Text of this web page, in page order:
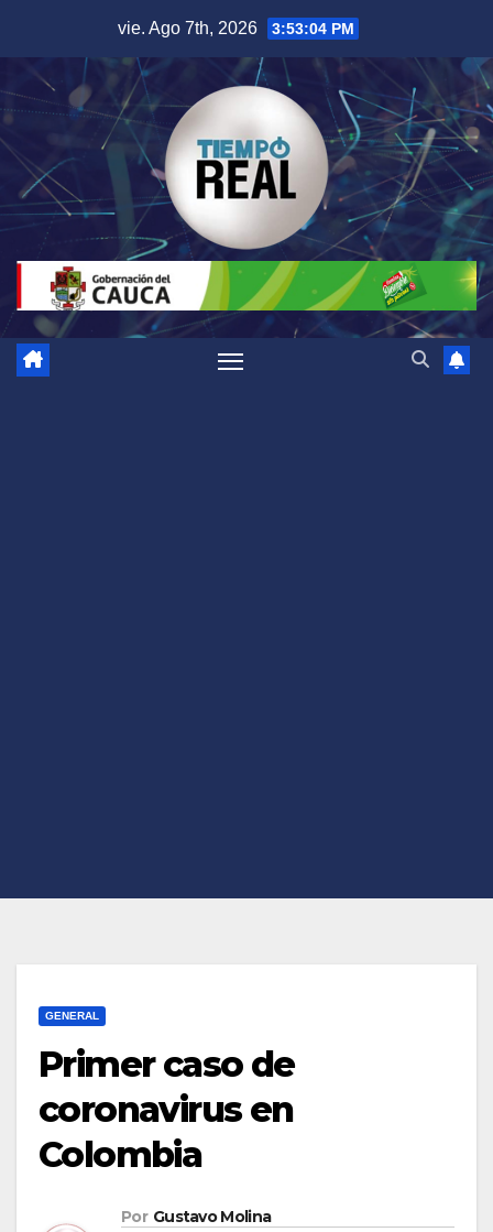
contenido
vie. Ago 7th, 2026 3:53:04 PM
GENERAL
Primer caso de
coronavirus en
Colombia
Por Gustavo Molina